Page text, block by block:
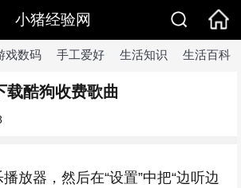
小猪经验网
戏数码 手工爱好 生活知识 生活百科
载酷狗收费歌曲
放器，然后在“设置”中把“边听边